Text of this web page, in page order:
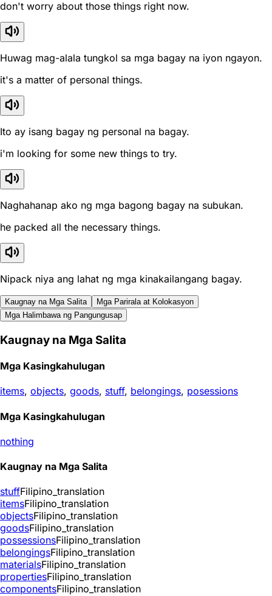
don't worry about those things right now.
Huwag mag-alala tungkol sa mga bagay na iyon ngayon.
it's a matter of personal things.
Ito ay isang bagay ng personal na bagay.
i'm looking for some new things to try.
Naghahanap ako ng mga bagong bagay na subukan.
he packed all the necessary things.
Nipack niya ang lahat ng mga kinakailangang bagay.
Kaugnay na Mga Salita
Mga Parirala at Kolokasyon
Mga Halimbawa ng Pangungusap
Kaugnay na Mga Salita
Mga Kasingkahulugan
items, objects, goods, stuff, belongings, posessions
Mga Kasingkahulugan
nothing
Kaugnay na Mga Salita
stuffFilipino_translation
itemsFilipino_translation
objectsFilipino_translation
goodsFilipino_translation
possessionsFilipino_translation
belongingsFilipino_translation
materialsFilipino_translation
propertiesFilipino_translation
componentsFilipino_translation